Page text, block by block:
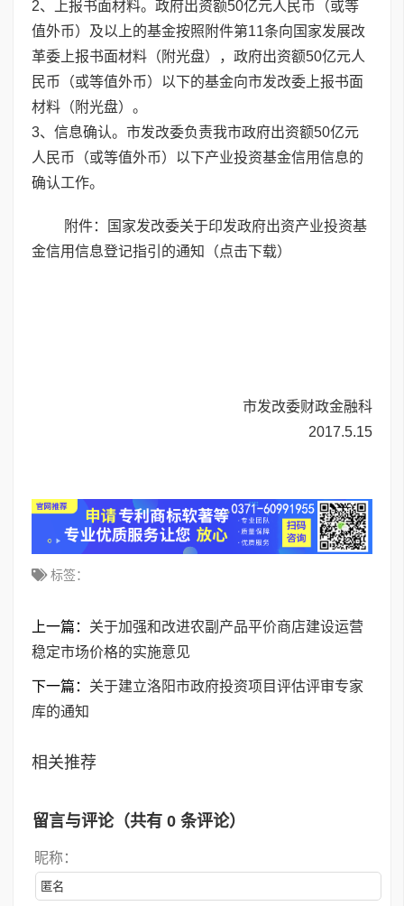
2、上报书面材料。政府出资额50亿元人民币（或等
值外币）及以上的基金按照附件第11条向国家发展改
革委上报书面材料（附光盘），政府出资额50亿元人
民币（或等值外币）以下的基金向市发改委上报书面
材料（附光盘）。
3、信息确认。市发改委负责我市政府出资额50亿元
人民币（或等值外币）以下产业投资基金信用信息的
确认工作。
附件：国家发改委关于印发政府出资产业投资基
金信用信息登记指引的通知（点击下载）
市发改委财政金融科
2017.5.15
标签：
上一篇： 关于加强和改进农副产品平价商店建设运营
稳定市场价格的实施意见
下一篇： 关于建立洛阳市政府投资项目评估评审专家
库的通知
相关推荐
留言与评论（共有 0 条评论）
昵称：